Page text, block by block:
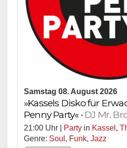
Samstag 08. August 2026
»Kassels Disko für
Penny Party« • DJ Mr.
21:00 Uhr | Party in Kassel ,
Genre: Soul , Funk, Jazz